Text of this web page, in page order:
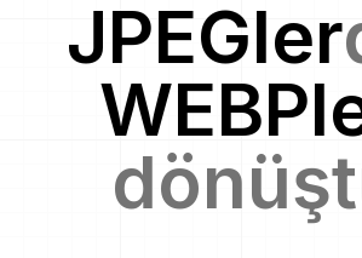
JPEGler
WEBP